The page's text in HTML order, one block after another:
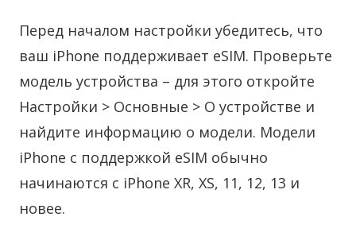
Перед началом настройки убедитесь, что
ваш iPhone поддерживает eSIM. Проверьте
модель устройства – для этого откройте
Настройки > Основные > О устройстве и
найдите информацию о модели. Модели
iPhone с поддержкой eSIM обычно
начинаются с iPhone XR, XS, 11, 12, 13 и
новее.